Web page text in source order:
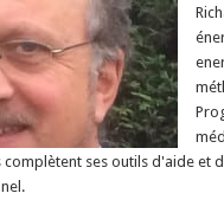
ses outils d'aide et